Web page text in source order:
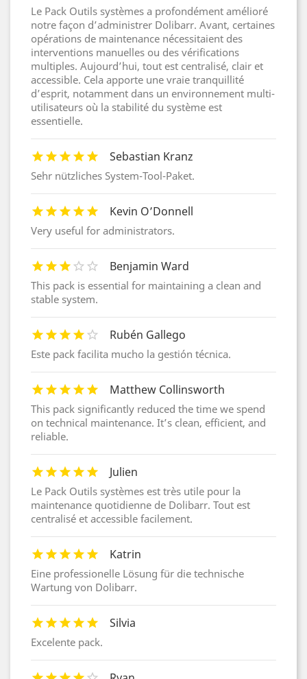
Le Pack Outils systèmes a profondément amélioré
notre façon d’administrer Dolibarr. Avant, certaines
opérations de maintenance nécessitaient des
interventions manuelles ou des vérifications
multiples. Aujourd’hui, tout est centralisé, clair et
accessible. Cela apporte une vraie tranquillité
d’esprit, notamment dans un environnement multi-
utilisateurs où la stabilité du système est
essentielle.
Sebastian Kranz
Sehr nützliches System-Tool-Paket.
Kevin O’Donnell
Very useful for administrators.
Benjamin Ward
This pack is essential for maintaining a clean and
stable system.
Rubén Gallego
Este pack facilita mucho la gestión técnica.
Matthew Collinsworth
This pack significantly reduced the time we spend
on technical maintenance. It’s clean, efficient, and
reliable.
Julien
Le Pack Outils systèmes est très utile pour la
maintenance quotidienne de Dolibarr. Tout est
centralisé et accessible facilement.
Katrin
Eine professionelle Lösung für die technische
Wartung von Dolibarr.
Silvia
Excelente pack.